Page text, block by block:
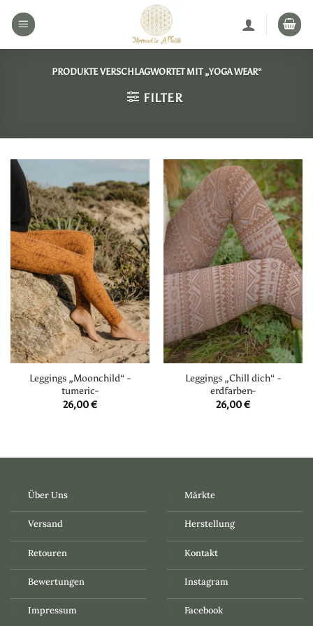
Inhalt
PRODUKTE VERSCHLAGWORTET MIT „YOGA WEAR“
FILTER
Leggings „Moonchild“ -
tumeric-
26,00€
Leggings „Chill dich“ -
erdfarben-
26,00€
Über Uns
Versand
Retouren
Bewertungen
Impressum
Märkte
Herstellung
Kontakt
Instagram
Facebook